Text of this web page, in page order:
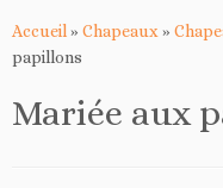
Accueil » Chapeaux »
papillons
Mariée aux